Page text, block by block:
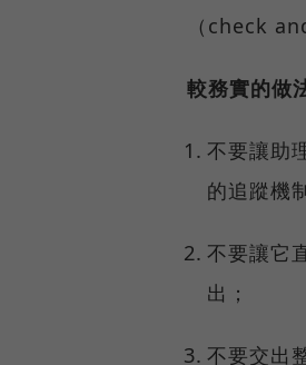
（check
較務實的做
不要讓助
的追蹤機
不要讓它
出；
不要交出